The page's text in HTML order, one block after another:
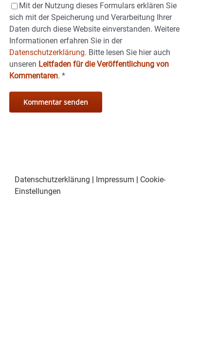
Mit der Nutzung dieses Formulars erklären Sie
sich mit der Speicherung und Verarbeitung Ihrer
Daten durch diese Website einverstanden. Weitere
Informationen erfahren Sie in der
Datenschutzerklärung. Bitte lesen Sie hier auch
unseren Leitfaden für die Veröffentlichung von
Kommentaren. *
Datenschutzerklärung | Impressum | Cookie-
Einstellungen